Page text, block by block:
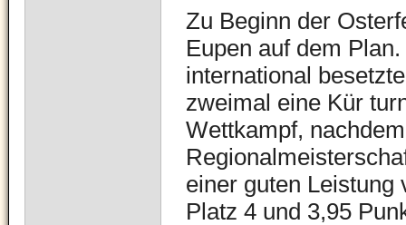
Zu Beginn der
Eupen auf dem
international
zweimal eine Kür
Wettkampf,
einer guten Leistung
Platz 4 und 3,95